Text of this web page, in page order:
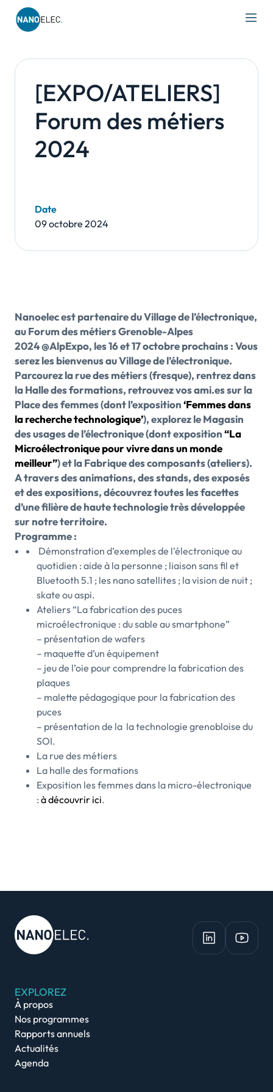
[EXPO/ATELIERS]
Forum des métiers
2024
Date
09 octobre 2024
Nanoelec est partenaire du Village de l’électronique,
au Forum des métiers Grenoble-Alpes
2024@AlpExpo, les 16 et 17 octobre prochains : Vous
serez les bienvenus au Village de l’électronique.
Parcourez la rue des métiers (fresque), rentrez dans
la Halle des formations, retrouvez vos ami.es sur la
Place des femmes (dont l’exposition‘Femmes dans
la recherche technologique’), explorez le Magasin
des usages de l’électronique (dont exposition“La
Microélectronique pour vivre dans un monde
meilleur”) et la Fabrique des composants (ateliers).
A travers des animations, des stands, des exposés
et des expositions, découvrez toutes les facettes
d’une filière de haute technologie très développée
sur notre territoire.
Programme :
Démonstration d’exemples de l’électronique au
quotidien : aide à la personne ; liaison sans fil et
Bluetooth 5.1 ; les nano satellites ; la vision de nuit ;
skate ou aspi.
Ateliers “La fabrication des puces
microélectronique : du sable au smartphone”
– présentation de wafers
– maquette d’un équipement
– jeu de l’oie pour comprendre la fabrication des
plaques
– malette pédagogique pour la fabrication des
puces
– présentation de la la technologie grenobloise du
SOI.
La rue des métiers
La halle des formations
Exposition les femmes dans la micro-électronique
: à découvrir ici.
EXPLOREZ
À propos
Nos programmes
Rapports annuels
Actualités
Agenda